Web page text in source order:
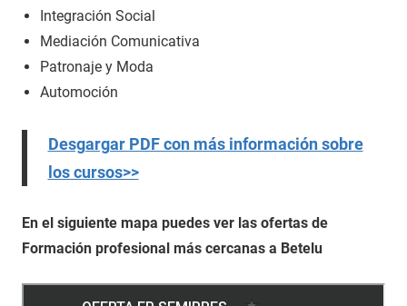
Integración Social
Mediación Comunicativa
Patronaje y Moda
Automoción
Desgargar PDF con más información sobre
los cursos>>
En el siguiente mapa puedes ver las ofertas de
Formación profesional más cercanas a Betelu